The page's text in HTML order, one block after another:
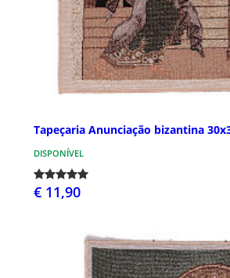
Tapeçaria Anunciação bizantina
DISPONÍVEL
€ 11,90